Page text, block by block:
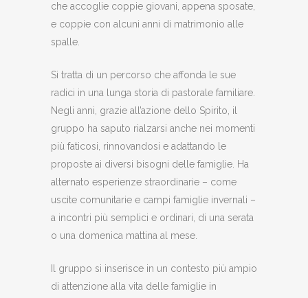
che accoglie coppie giovani, appena sposate,
e coppie con alcuni anni di matrimonio alle
spalle.
Si tratta di un percorso che affonda le sue
radici in una lunga storia di pastorale familiare.
Negli anni, grazie all’azione dello Spirito, il
gruppo ha saputo rialzarsi anche nei momenti
più faticosi, rinnovandosi e adattando le
proposte ai diversi bisogni delle famiglie. Ha
alternato esperienze straordinarie – come
uscite comunitarie e campi famiglie invernali –
a incontri più semplici e ordinari, di una serata
o una domenica mattina al mese.
Il gruppo si inserisce in un contesto più ampio
di attenzione alla vita delle famiglie in